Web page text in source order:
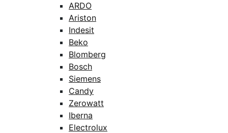
ARDO
Ariston
Indesit
Beko
Blomberg
Bosch
Siemens
Candy
Zerowatt
Iberna
Electrolux